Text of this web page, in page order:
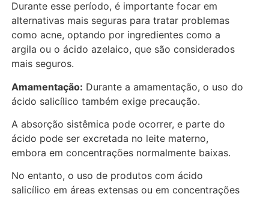
Durante esse período, é importante focar em
alternativas mais seguras para tratar problemas
como acne, optando por ingredientes como a
argila ou o ácido azelaico, que são considerados
mais seguros.
Amamentação: Durante a amamentação, o uso do
ácido salicílico também exige precaução.
A absorção sistêmica pode ocorrer, e parte do
ácido pode ser excretada no leite materno,
embora em concentrações normalmente baixas.
No entanto, o uso de produtos com ácido
salicílico em áreas extensas ou em concentrações